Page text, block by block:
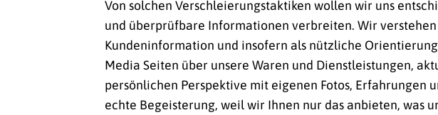
Von solchen Verschleierungstaktiken wollen wir uns
und überprüfbare Informationen verbreiten. Wir
Kundeninformation und insofern als nützliche
Media Seiten über unsere Waren und Dienstleistungen,
persönlichen Perspektive mit eigenen Fotos, Erfahrungen
echte Begeisterung, weil wir Ihnen nur das anbieten, was